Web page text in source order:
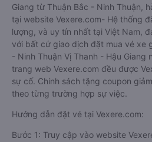
Giang từ Thuận Bắc - Ninh Thuận,
tại website Vexere.com- Hệ thống
lượng, và uy tín nhất tại Việt Nam,
với bất cứ giao dịch đặt mua vé xe
- Ninh Thuận Vị Thanh - Hậu Giang
trang web Vexere.com đều được
sự cố. Chính sách tặng coupon
theo từng trường hợp sự việc.
Hướng dẫn đặt vé tại Vexere.com:
Bước 1: Truy cập vào website